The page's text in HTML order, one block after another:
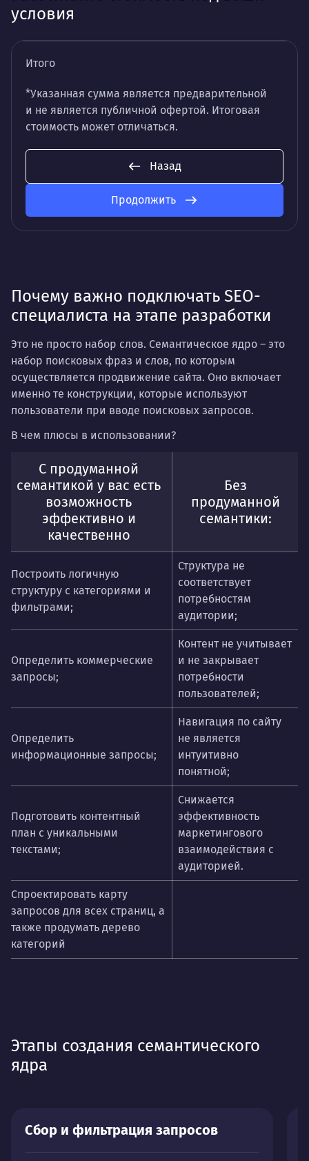
условия
Итого
*Указанная сумма является предварительной
и не является публичной офертой. Итоговая
стоимость может отличаться.
Назад
Продолжить
Почему важно подключать SEO-
специалиста на этапе разработки
Это не просто набор слов. Семантическое ядро – это
набор поисковых фраз и слов, по которым
осуществляется продвижение сайта. Оно включает
именно те конструкции, которые используют
пользователи при вводе поисковых запросов.
В чем плюсы в использовании?
С продуманной
семантикой у вас есть
возможность
эффективно и
качественно
Без
продуманной
семантики:
Построить логичную
структуру с категориями и
фильтрами;
Структура не
соответствует
потребностям
аудитории;
Определить коммерческие
запросы;
Контент не учитывает
и не закрывает
потребности
пользователей;
Определить
информационные запросы;
Навигация по сайту
не является
интуитивно
понятной;
Подготовить контентный
план с уникальными
текстами;
Снижается
эффективность
маркетингового
взаимодействия с
аудиторией.
Спроектировать карту
запросов для всех страниц, а
также продумать дерево
категорий
Этапы создания семантического
ядра
Сбор и фильтрация запросов